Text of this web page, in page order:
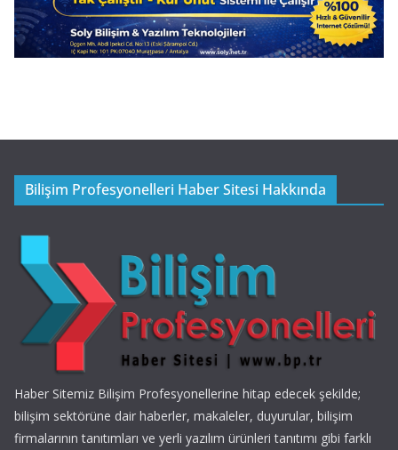
Bilişim Profesyonelleri Haber Sitesi Hakkında
Haber Sitemiz Bilişim Profesyonellerine hitap edecek şekilde;
bilişim sektörüne dair haberler, makaleler, duyurular, bilişim
firmalarının tanıtımları ve yerli yazılım ürünleri tanıtımı gibi farklı